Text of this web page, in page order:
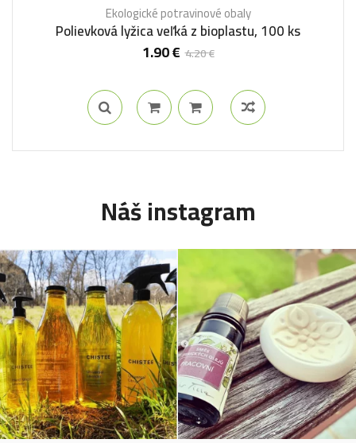
Ekologické potravinové obaly
Polievková lyžica veľká z bioplastu, 100 ks
4.20€
1.90€
Náš instagram